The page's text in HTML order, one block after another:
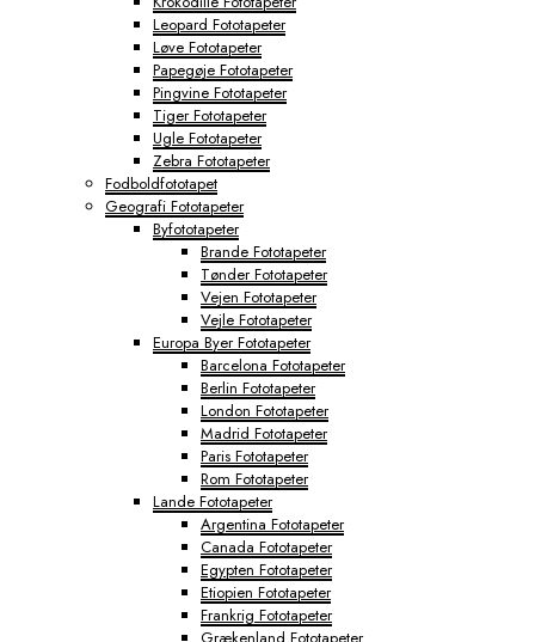
Leopard Fototapeter
Løve Fototapeter
Papegøje Fototapeter
Pingvine Fototapeter
Tiger Fototapeter
Ugle Fototapeter
Zebra Fototapeter
Fodboldfototapet
Geografi Fototapeter
Byfototapeter
Brande Fototapeter
Tønder Fototapeter
Vejen Fototapeter
Vejle Fototapeter
Europa Byer Fototapeter
Barcelona Fototapeter
Berlin Fototapeter
London Fototapeter
Madrid Fototapeter
Paris Fototapeter
Rom Fototapeter
Lande Fototapeter
Argentina Fototapeter
Canada Fototapeter
Egypten Fototapeter
Etiopien Fototapeter
Frankrig Fototapeter